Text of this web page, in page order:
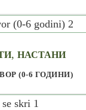
, НАСТАНИ
(0-6 ГОДИНИ)